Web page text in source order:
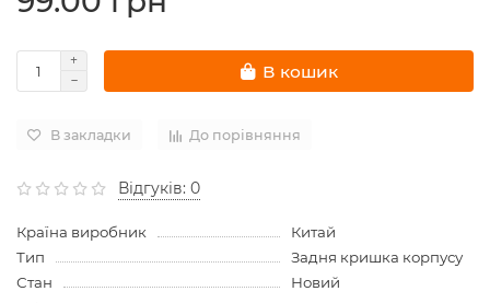
В кошик
В закладки До порівняння
Відгуків: 0
Країна виробник
Китай
Тип
Задня кришка корпусу
Стан
Новий